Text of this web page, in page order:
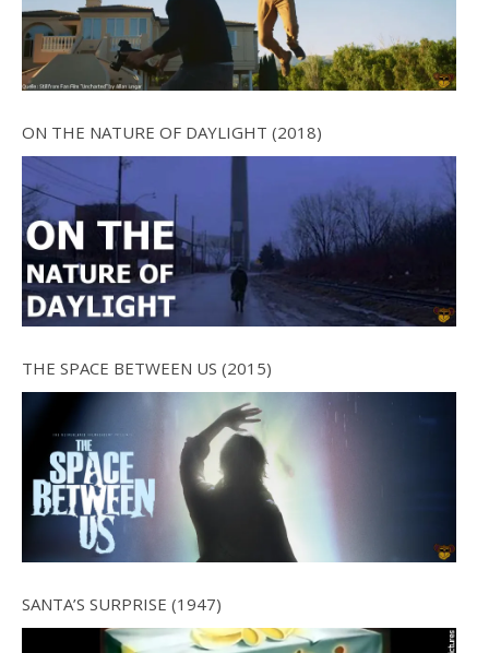
ON THE NATURE OF DAYLIGHT (2018)
THE SPACE BETWEEN US (2015)
SANTA’S SURPRISE (1947)